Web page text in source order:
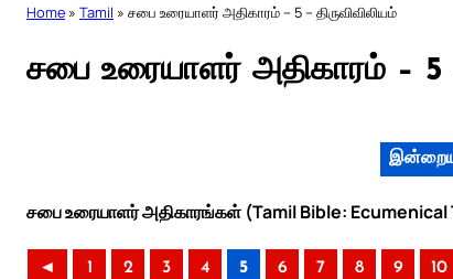
Home » Tamil » சபை உரையாளர் அதிகாரம் – 5 – திருவிவிலியம்
சபை உரையாளர் அதிகாரம் – 5 –
இன்றைய
சபை உரையாளர் அதிகாரங்கள் (Tamil Bible: Ecumenical
◄ 1 2 3 4 5 6 7 8 9 10